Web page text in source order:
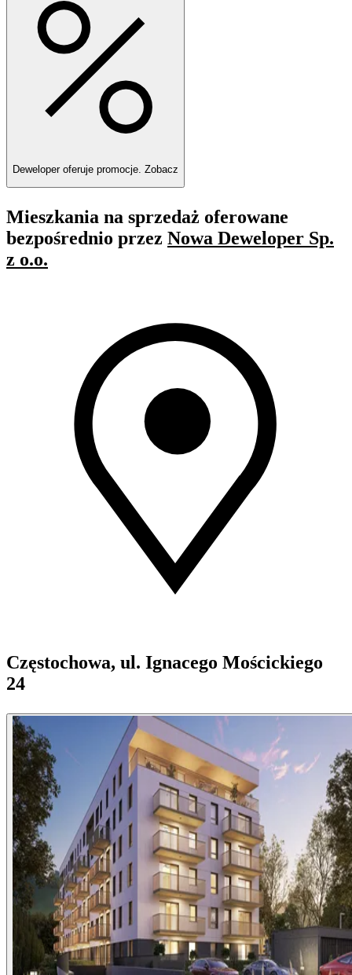
Deweloper oferuje promocje. Zobacz
Mieszkania na sprzedaż oferowane
bezpośrednio przez Nowa Deweloper Sp.
z o.o.
Częstochowa, ul. Ignacego Mościckiego
24